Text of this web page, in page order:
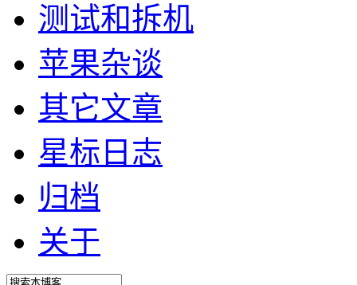
测试和拆机
苹果杂谈
其它文章
星标日志
归档
关于